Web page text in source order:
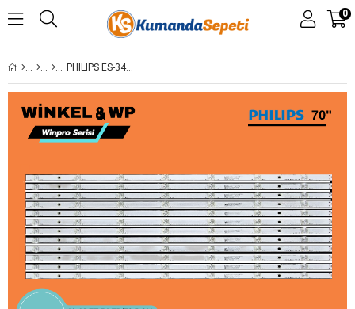
0
PHILIPS ES-3400, PHILIPS, 70PUS8505/12, 70PUS7805/12, 70PUS6504/12